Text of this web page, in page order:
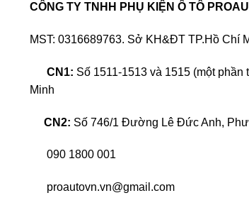
CÔNG TY TNHH PHỤ KIỆN Ô TÔ
MST: 0316689763. Sở KH&ĐT TP.Hồ Chí
CN1: Số 1511-1513 và 1515 (một
Minh
CN2: Số 746/1 Đường Lê Đức Anh,
090 1800 001
proautovn.vn@gmail.com